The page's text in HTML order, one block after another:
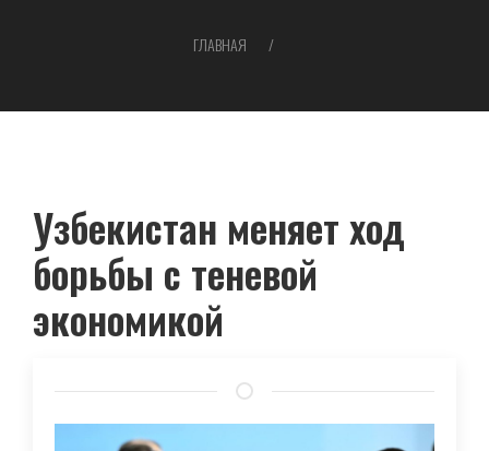
навигации
ГЛАВНАЯ
Узбекистан меняет ход
борьбы с теневой
экономикой